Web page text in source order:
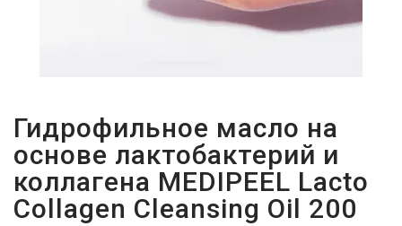
Гидрофильное масло на
основе лактобактерий и
коллагена MEDIPEEL Lacto
Collagen Cleansing Oil 200